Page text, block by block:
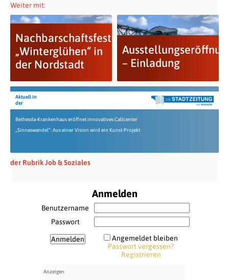
Weiter mit:
Nachbarschaftsfest
„Winterglühen“ in
der Nordstadt
– Einladung
Aktuell in
der
Bethesda-Krankenhaus eröffnet innovatives Callcenter
„Sinneswandel“: Aus einer Vision wird ein Kunst-Projekt
der Rubrik Job & Soziales
Anmelden
Benutzername
Passwort
Angemeldet bleiben
Passwort vergessen?
Registrieren